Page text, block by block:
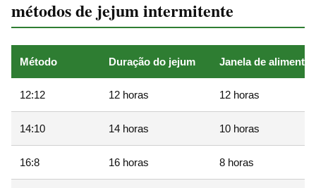
métodos de jejum intermitente
Método Duração do jejum Janela de
12:12 12 horas 12 horas
14:10 14 horas 10 horas
16:8 16 horas 8 horas